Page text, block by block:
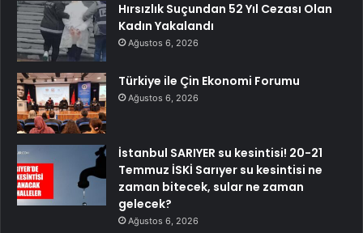
Hırsızlık Suçundan 52 Yıl Cezası Olan
Kadın Yakalandı
Ağustos 6, 2026
Türkiye ile Çin Ekonomi Forumu
Ağustos 6, 2026
İstanbul SARIYER su kesintisi! 20-21
Temmuz İSKİ Sarıyer su kesintisi ne
zaman bitecek, sular ne zaman
gelecek?
Ağustos 6, 2026